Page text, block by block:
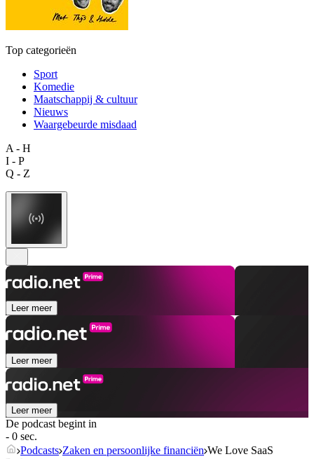
Top categorieën
Sport
Komedie
Maatschappij & cultuur
Nieuws
Waargebeurde misdaad
A - H
I - P
Q - Z
Leer meer
Leer meer
Leer meer
De podcast begint in
- 0 sec.
Podcasts Zaken en persoonlijke financiën We Love SaaS